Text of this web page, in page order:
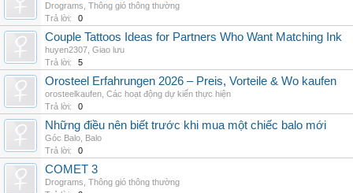
Drograms Thông gió thông thường
Trả lời:
0
Couple Tattoos Ideas for Partners Who Want Matching Ink
huyen2307 Giao lưu
Trả lời:
5
Orosteel Erfahrungen 2026 – Preis, Vorteile & Wo kaufen
orosteelkaufen Các hoạt động dự kiến thực hiện
Trả lời:
0
Những điều nên biết trước khi mua một chiếc balo mới
Góc Balo Balo
Trả lời:
0
COMET 3
Drograms Thông gió thông thường